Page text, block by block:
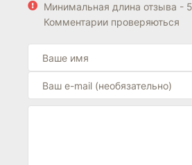
Минимальная длина отзыва -
Комментарии проверяються